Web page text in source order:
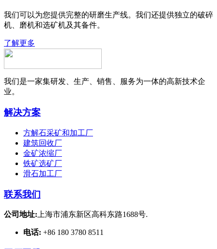
我们可以为您提供完整的研磨生产线。我们还提供独立的破碎
机、磨机和选矿机及其备件。
了解更多
我们是一家集研发、生产、销售、服务为一体的高新技术企
业。
解决方案
方解石采矿和加工厂
建筑回收厂
金矿浓缩厂
铁矿选矿厂
滑石加工厂
联系我们
公司地址: 上海市浦东新区高科东路1688号.
电话: +86 180 3780 8511